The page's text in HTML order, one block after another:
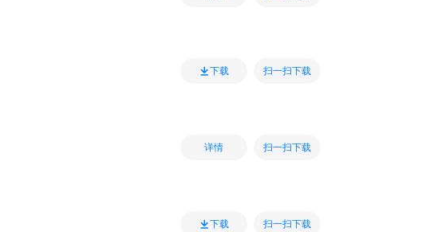
下载 扫一扫下载
详情 扫一扫下载
下载 扫一扫下载